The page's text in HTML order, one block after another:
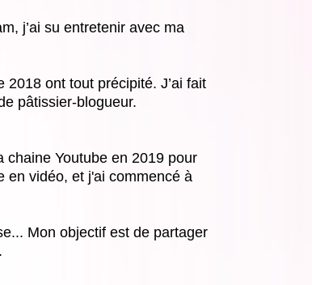
j’ai su entretenir avec ma
ont tout précipité. J’ai fait
pâtissier-blogueur.
chaine Youtube en 2019 pour
en vidéo, et j'ai commencé à
Mon objectif est de partager